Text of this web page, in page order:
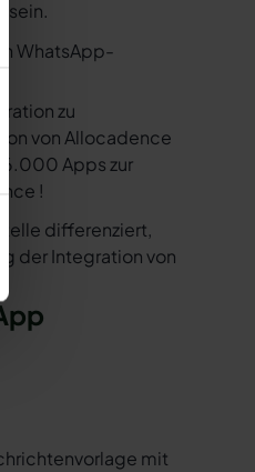
sein.
WhatsApp-
zu
von Allocadence
6.000 Apps zur
!
differenziert,
der Integration von
mit